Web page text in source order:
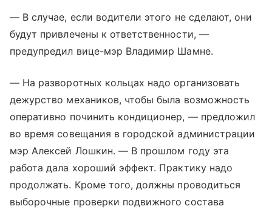
— В случае, если водители этого не сделают, они
будут привлечены к ответственности, —
предупредил вице-мэр Владимир Шамне.
— На разворотных кольцах надо организовать
дежурство механиков, чтобы была возможность
оперативно починить кондиционер, — предложил
во время совещания в городской администрации
мэр Алексей Лошкин. — В прошлом году эта
работа дала хороший эффект. Практику надо
продолжать. Кроме того, должны проводиться
выборочные проверки подвижного состава